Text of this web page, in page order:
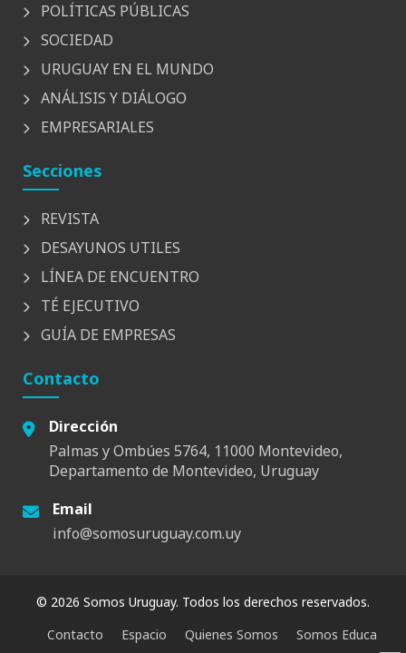
POLÍTICAS PÚBLICAS
SOCIEDAD
URUGUAY EN EL MUNDO
ANÁLISIS Y DIÁLOGO
EMPRESARIALES
Secciones
REVISTA
DESAYUNOS UTILES
LÍNEA DE ENCUENTRO
TÉ EJECUTIVO
GUÍA DE EMPRESAS
Contacto
Dirección
Palmas y Ombúes 5764, 11000 Montevideo,
Departamento de Montevideo, Uruguay
Email
info@somosuruguay.com.uy
© 2026 Somos Uruguay. Todos los derechos reservados.
Contacto
Espacio Quienes Somos Somos Educa